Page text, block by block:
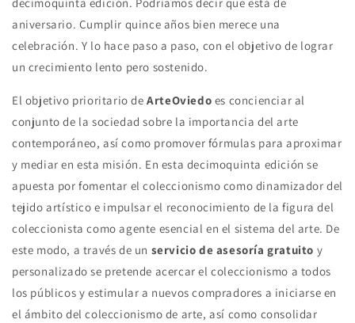
aniversario. Cumplir quince años bien merece una
celebración. Y lo hace paso a paso, con el objetivo de lograr
un crecimiento lento pero sostenido.
El objetivo prioritario deArteOviedo es concienciar al
conjunto de la sociedad sobre la importancia del arte
contemporáneo, así como promover fórmulas para aproximar
y mediar en esta misión. En esta decimoquinta edición se
apuesta por fomentar el coleccionismo como dinamizador del
tejido artístico e impulsar el reconocimiento de la figura del
coleccionista como agente esencial en el sistema del arte. De
este modo, a través de un servicio de asesoría gratuito y
personalizado se pretende acercar el coleccionismo a todos
los públicos y estimular a nuevos compradores a iniciarse en
el ámbito del coleccionismo de arte, así como consolidar